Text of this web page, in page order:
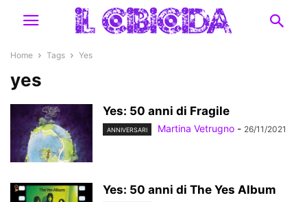
Home Tags Yes
yes
Yes: 50 anni di Fragile
ANNIVERSARI Martina Vetrugno - 26/11/2021
Yes: 50 anni di The Yes Album